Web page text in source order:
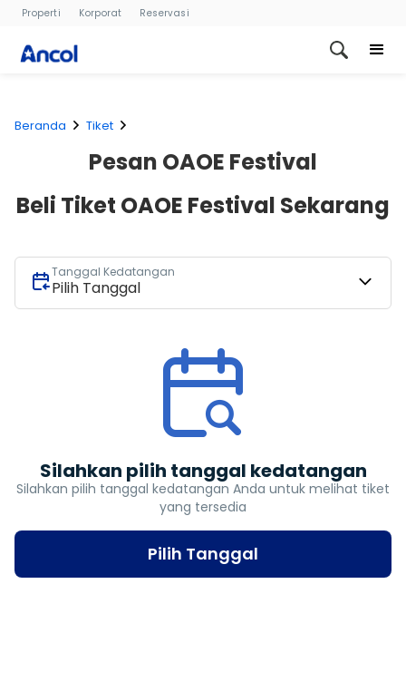
Properti Korporat Reservasi
Beranda Tiket
Pesan OAOE Festival
Beli Tiket OAOE Festival Sekarang
Tanggal Kedatangan
Pilih Tanggal
Silahkan pilih tanggal kedatangan
Silahkan pilih tanggal kedatangan Anda untuk melihat tiket
yang tersedia
Pilih Tanggal